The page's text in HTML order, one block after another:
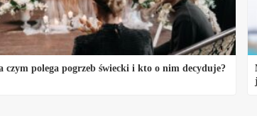
czym polega pogrzeb świecki i kto o nim decyduje?